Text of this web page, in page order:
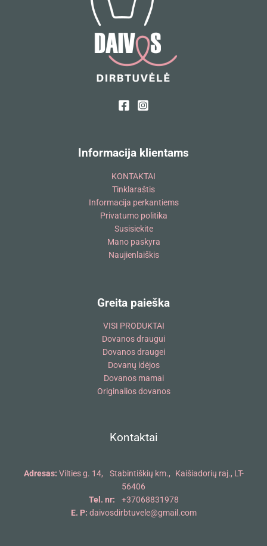
Informacija klientams
KONTAKTAI
Tinklaraštis
Informacija perkantiems
Privatumo politika
Susisiekite
Mano paskyra
Naujienlaiškis
Greita paieška
VISI PRODUKTAI
Dovanos draugui
Dovanos draugei
Dovanų idėjos
Dovanos mamai
Originalios dovanos
Kontaktai
Adresas: Vilties g. 14, Stabintiškių km., Kaišiadorių raj., LT-
56406
Tel. nr:
+37068831978
E. P: daivosdirbtuvele@gmail.com